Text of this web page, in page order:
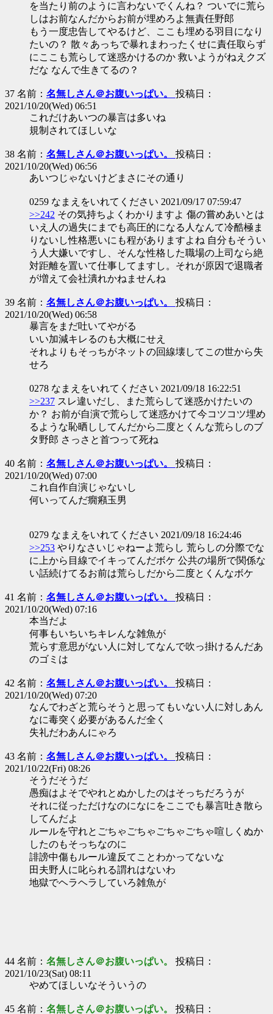
を当たり前のように言わないでくんね？ ついでに荒ら
しはお前なんだからお前が埋めろよ無責任野郎
もう一度忠告してやるけど、ここも埋める羽目になり
たいの？ 散々あっちで暴れまわったくせに責任取らず
にここも荒らして迷惑かけるのか 救いようがねえクズ
だな なんで生きてるの？
37 名前： 名無しさん＠お腹いっぱい。 投稿日：
2021/10/20(Wed) 06:51
これだけあいつの暴言は多いね
規制されてほしいな
38 名前： 名無しさん＠お腹いっぱい。 投稿日：
2021/10/20(Wed) 06:56
あいつじゃないけどまさにその通り
0259 なまえをいれてください 2021/09/17 07:59:47
>>242 その気持ちよくわかりますよ 傷の嘗めあいとは
いえ人の過失にまでも高圧的になる人なんて冷酷極ま
りないし性格悪いにも程がありますよね 自分もそうい
う人大嫌いですし、そんな性格した職場の上司なら絶
対距離を置いて仕事してますし。それが原因で退職者
が増えて会社潰れかねませんね
39 名前： 名無しさん＠お腹いっぱい。 投稿日：
2021/10/20(Wed) 06:58
暴言をまだ吐いてやがる
いい加減キレるのも大概にせえ
それよりもそっちがネットの回線壊してこの世から失
せろ
0278 なまえをいれてください 2021/09/18 16:22:51
>>237 スレ違いだし、また荒らして迷惑かけたいの
か？ お前が自演で荒らして迷惑かけて今コツコツ埋め
るような恥晒ししてんだから二度とくんな荒らしのブ
タ野郎 さっさと首つって死ね
40 名前： 名無しさん＠お腹いっぱい。 投稿日：
2021/10/20(Wed) 07:00
これ自作自演じゃないし
何いってんだ癇癪玉男
0279 なまえをいれてください 2021/09/18 16:24:46
>>253 やりなさいじゃねーよ荒らし 荒らしの分際でな
に上から目線でイキってんだボケ 公共の場所で関係な
い話続けてるお前は荒らしだから二度とくんなボケ
41 名前： 名無しさん＠お腹いっぱい。 投稿日：
2021/10/20(Wed) 07:16
本当だよ
何事もいちいちキレんな雑魚が
荒らす意思がない人に対してなんで吹っ掛けるんだあ
のゴミは
42 名前： 名無しさん＠お腹いっぱい。 投稿日：
2021/10/20(Wed) 07:20
なんでわざと荒らそうと思ってもいない人に対しあん
なに毒突く必要があるんだ全く
失礼だわあんにゃろ
43 名前： 名無しさん＠お腹いっぱい。 投稿日：
2021/10/22(Fri) 08:26
そうだそうだ
愚痴はよそでやれとぬかしたのはそっちだろうが
それに従っただけなのになにをここでも暴言吐き散ら
してんだよ
ルールを守れとごちゃごちゃごちゃごちゃ喧しくぬか
したのもそっちなのに
誹謗中傷もルール違反てことわかってないな
田夫野人に叱られる謂れはないわ
地獄でヘラヘラしていろ雑魚が
44 名前： 名無しさん＠お腹いっぱい。 投稿日：
2021/10/23(Sat) 08:11
やめてほしいなそういうの
45 名前： 名無しさん＠お腹いっぱい。 投稿日：